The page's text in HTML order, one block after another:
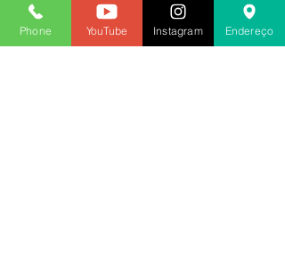
Posts recentes Ver tudo
Phone YouTube Instagram Endereço